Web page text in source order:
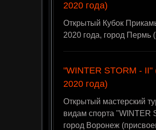
2020 года)
Открытый Кубок
2020 года, город Пермь
"WINTER STORM -
2020 года)
Открытый мастерский
видам спорта "WINTER
город Воронеж